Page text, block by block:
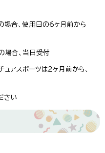
場合、使用日の6ヶ月前から
場合、当日受付
アスポーツは2ヶ月前から、
さい